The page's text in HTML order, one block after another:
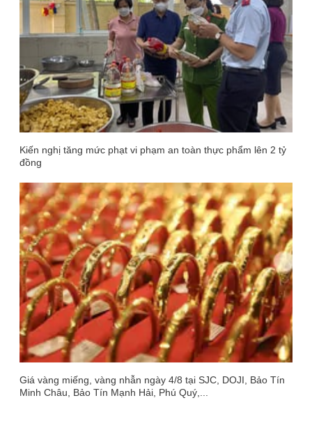
Kiến nghị tăng mức phạt vi phạm an toàn thực phẩm lên 2 tỷ
đồng
Giá vàng miếng, vàng nhẫn ngày 4/8 tại SJC, DOJI, Bảo Tín
Minh Châu, Bảo Tín Mạnh Hải, Phú Quý,...